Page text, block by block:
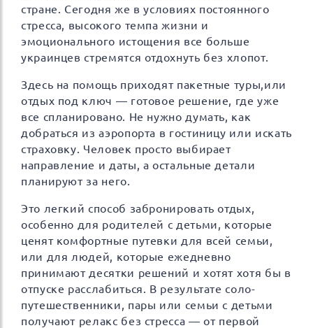
стране. Сегодня же в условиях постоянного
стресса, высокого темпа жизни и
эмоционального истощения все больше
украинцев стремятся отдохнуть без хлопот.
Здесь на помощь приходят пакетные туры,или
отдых под ключ — готовое решение, где уже
все спланировано. Не нужно думать, как
добраться из аэропорта в гостиницу или искать
страховку. Человек просто выбирает
направление и даты, а остальные детали
планируют за него.
Это легкий способ забронировать отдых,
особенно для родителей с детьми, которые
ценят комфортные путевки для всей семьи,
или для людей, которые ежедневно
принимают десятки решений и хотят хотя бы в
отпуске расслабиться. В результате соло-
путешественники, пары или семьи с детьми
получают релакс без стресса — от первой